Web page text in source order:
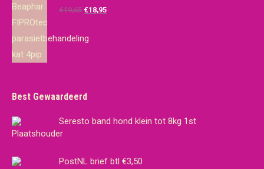
€14,95.€10,00.
€19,65 Oorspronkelijke
was:
€18,95Huidige
Best Gewaardeerd
Seresto band hond klein tot 8kg 1st
PostNL brief btl €3,50